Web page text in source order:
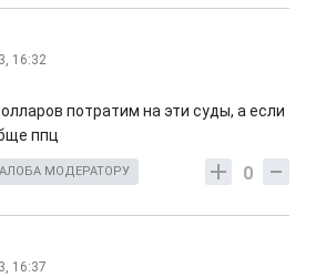
16:32
потратим на эти суды, а если
ппц
0
МОДЕРАТОРУ
16:37